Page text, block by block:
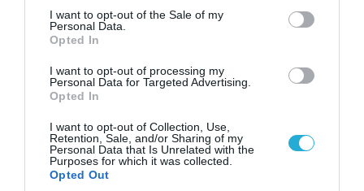
consent section.
I want to opt-out of the Sale of my
Personal Data.
Opted In
I want to opt-out of processing my
Personal Data for Targeted Advertising.
Opted In
I want to opt-out of Collection, Use,
Retention, Sale, and/or Sharing of my
Personal Data that Is Unrelated with the
Purposes for which it was collected.
Opted Out
Ουκρανών για αντεπίθεση στο
Κολομίγτσι: Δείτε το πριν & το
(βίντεο)
07.08.2026
Στρατηγική επένδυση του EFA
ανάπτυξη προηγμένων
αμυντικών τεχνολογιών σε
Ελλάδα και Κύπρο
07.08.2026